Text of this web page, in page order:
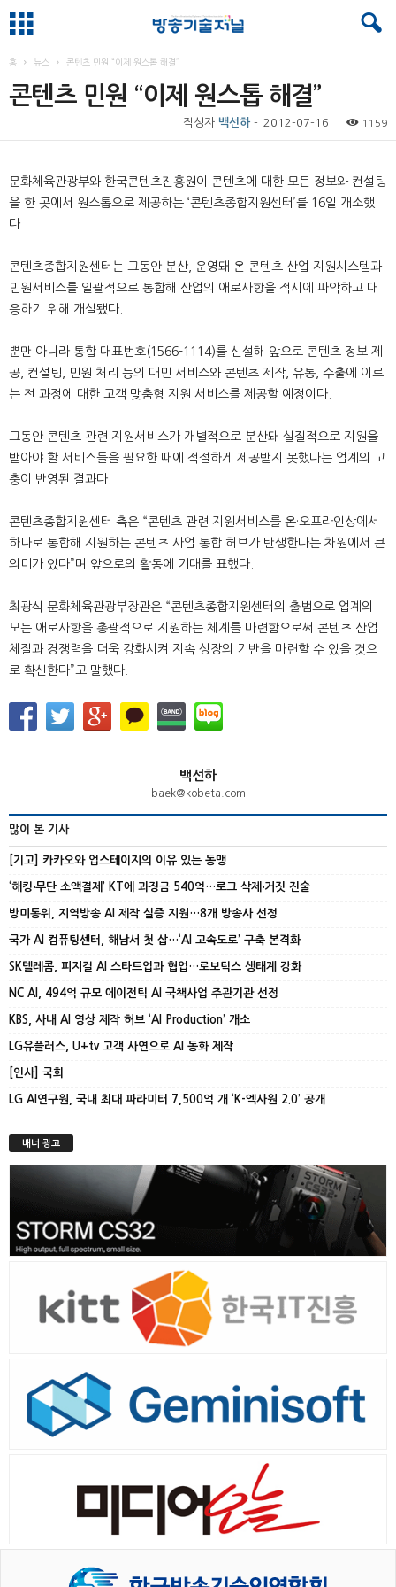
홈 뉴스 콘텐츠 민원 “이제 원스톱 해결”
콘텐츠 민원 “이제 원스톱 해결”
작성자 백선하 - 2012-07-16 1159
문화체육관광부와 한국콘텐츠진흥원이 콘텐츠에 대한 모든 정보와 컨설팅
을 한 곳에서 원스톱으로 제공하는 ‘콘텐츠종합지원센터’를 16일 개소했
다.
콘텐츠종합지원센터는 그동안 분산, 운영돼 온 콘텐츠 산업 지원시스템과
민원서비스를 일괄적으로 통합해 산업의 애로사항을 적시에 파악하고 대
응하기 위해 개설됐다.
뿐만 아니라 통합 대표번호(1566-1114)를 신설해 앞으로 콘텐츠 정보 제
공, 컨설팅, 민원 처리 등의 대민 서비스와 콘텐츠 제작, 유통, 수출에 이르
는 전 과정에 대한 고객 맞춤형 지원 서비스를 제공할 예정이다.
그동안 콘텐츠 관련 지원서비스가 개별적으로 분산돼 실질적으로 지원을
받아야 할 서비스들을 필요한 때에 적절하게 제공받지 못했다는 업계의 고
충이 반영된 결과다.
콘텐츠종합지원센터 측은 “콘텐츠 관련 지원서비스를 온·오프라인상에서
하나로 통합해 지원하는 콘텐츠 사업 통합 허브가 탄생한다는 차원에서 큰
의미가 있다”며 앞으로의 활동에 기대를 표했다.
최광식 문화체육관광부장관은 “콘텐츠종합지원센터의 출범으로 업계의
모든 애로사항을 총괄적으로 지원하는 체계를 마련함으로써 콘텐츠 산업
체질과 경쟁력을 더욱 강화시켜 지속 성장의 기반을 마련할 수 있을 것으
로 확신한다”고 말했다.
백선하
baek@kobeta.com
많이 본 기사
[기고] 카카오와 업스테이지의 이유 있는 동맹
‘해킹‧무단 소액결제’ KT에 과징금 540억…로그 삭제‧거짓 진술
방미통위, 지역방송 AI 제작 실증 지원…8개 방송사 선정
국가 AI 컴퓨팅센터, 해남서 첫 삽…‘AI 고속도로’ 구축 본격화
SK텔레콤, 피지컬 AI 스타트업과 협업…로보틱스 생태계 강화
NC AI, 494억 규모 에이전틱 AI 국책사업 주관기관 선정
KBS, 사내 AI 영상 제작 허브 ‘AI Production’ 개소
LG유플러스, U+tv 고객 사연으로 AI 동화 제작
[인사] 국회
LG AI연구원, 국내 최대 파라미터 7,500억 개 ‘K-엑사원 2.0’ 공개
배너 광고